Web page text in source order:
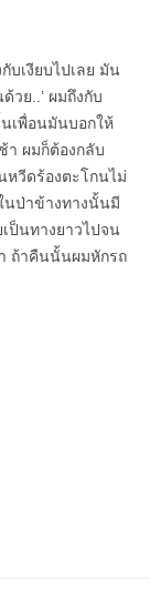
บเงียบไปเลย มัน
วย..’ ผมถึงกับ
เพื่อนมันบอกให้
า ผมก็ต้องกลับ
หวีดร้องตะโกนไม่
นป่าข้างทางนั้นมี
ป็นทางยาวไปจน
ถ้าคืนนั้นผมหักรถ